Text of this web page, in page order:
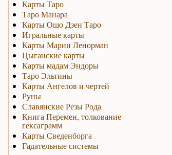
Карты Таро
Таро Манара
Карты Ошо Дзен Таро
Игральные карты
Карты Марии Ленорман
Цыганские карты
Карты мадам Эндоры
Таро Эльтины
Карты Ангелов и чертей
Руны
Славянские Резы Рода
Книга Перемен, толкование
гексаграмм
Карты Сведенборга
Гадательные системы